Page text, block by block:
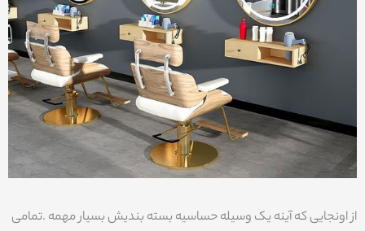
از اونجایی که آینه یک وسیله حساسیه بسته بندیش بسیار مهمه .تمامی